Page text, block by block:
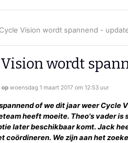
Cycle Vision wordt spannend -
Vision wordt
op woensdag 1 maart 2017 om 12:53 uur
of we dit jaar weer Cycle
heeft moeite. Theo's vader is
later beschikbaar komt. Jack
coördineren. We zijn aan het